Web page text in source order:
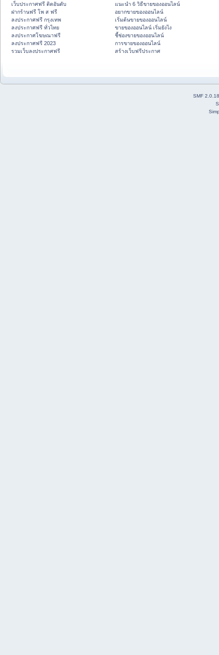
เว็บประกาศฟรี ติดอันดับ
ฝากร้านฟรี โพ ส ฟรี
ลงประกาศฟรี กรุงเทพ
ลงประกาศฟรี ทั่วไทย
ลงประกาศโฆษณาฟรี
ลงประกาศฟรี 2023
รวมเว็บลงประกาศฟรี
แนะนำ 6 วิธีขายของออนไลน์
อยากขายของออนไลน์
เริ่มต้นขายของออนไลน์
ขายของออนไลน์ เริ่มยังไง
ชี้ช่องขายของออนไลน์
การขายของออนไลน์
สร้างเว็บฟรีประกาศ
SMF 2.0.18